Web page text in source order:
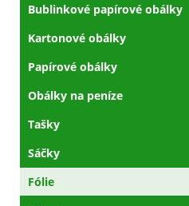
Bublinkové papírové obálky
Kartonové obálky
Papírové obálky
Obálky na peníze
Tašky
Sáčky
Fólie